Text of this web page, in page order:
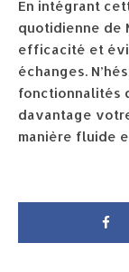
En intégrant
quotidienne de
efficacité et
échanges.
fonctionnalités
davantage
manière fluide